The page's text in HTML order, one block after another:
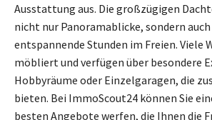
Ausstattung aus. Die großzügigen
nicht nur Panoramablicke, sondern
entspannende Stunden im Freien. Viele
möbliert und verfügen über besondere
Hobbyräume oder Einzelgaragen, die
bieten. Bei ImmoScout24 können Sie
besten Angebote werfen, die Ihnen die